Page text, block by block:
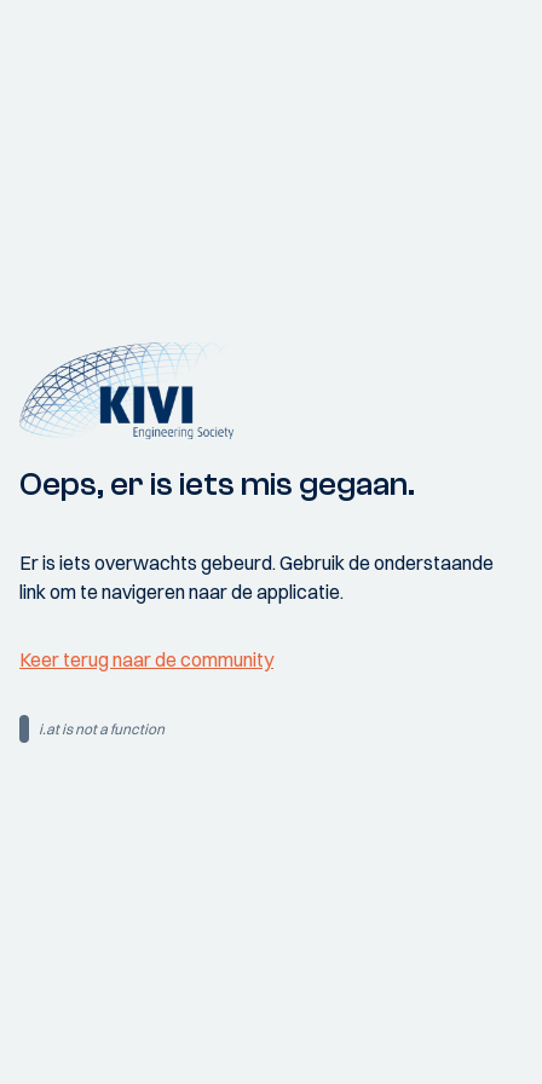
Oeps, er is iets mis gegaan.
Er is iets overwachts gebeurd. Gebruik de onderstaande
link om te navigeren naar de applicatie.
Keer terug naar de community
i.at is not a function